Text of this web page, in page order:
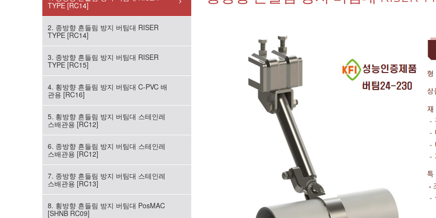
TYPE [RC14]
2. 종방향 흔들림 방지 버팀대 RISER
TYPE [RC14]
3. 종방향 흔들림 방지 버팀대 RISER
TYPE [RC15]
4. 횡방향 흔들림 방지 버팀대 C-PVC 배
관용 [RC16]
5. 횡방향 흔들림 방지 버팀대 스테인레
스배관용 [RC12]
6. 종방향 흔들림 방지 버팀대 스테인레
스배관용 [RC12]
7. 종방향 흔들림 방지 버팀대 스테인레
스배관용 [RC13]
8. 횡방향 흔들림 방지 버팀대 PosMAC
[SHNB RC09]